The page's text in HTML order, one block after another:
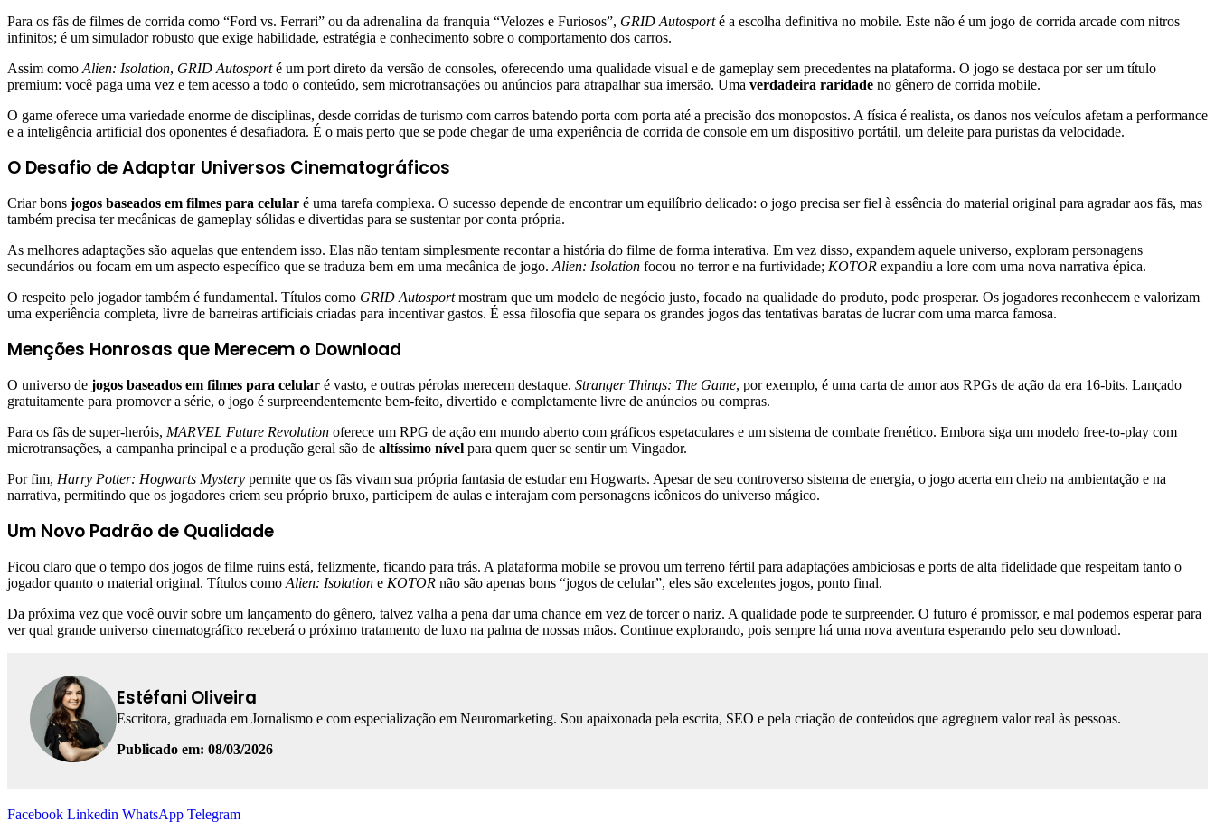
Para os fãs de filmes de corrida como “Ford vs. Ferrari” ou da adrenalina da franquia “Velozes e Furiosos”, GRID Autosporté a escolha definitiva no mobile. Este não é um jogo de corrida arcade com nitros
infinitos; é um simulador robusto que exige habilidade, estratégia e conhecimento sobre o comportamento dos carros.
Assim como Alien: Isolation, GRID Autosporté um port direto da versão de consoles, oferecendo uma qualidade visual e de gameplay sem precedentes na plataforma. O jogo se destaca por ser um título
premium: você paga uma vez e tem acesso a todo o conteúdo, sem microtransações ou anúncios para atrapalhar sua imersão. Uma verdadeira raridade no gênero de corrida mobile.
O game oferece uma variedade enorme de disciplinas, desde corridas de turismo com carros batendo porta com porta até a precisão dos monopostos. A física é realista, os danos nos veículos afetam a performance
e a inteligência artificial dos oponentes é desafiadora. É o mais perto que se pode chegar de uma experiência de corrida de console em um dispositivo portátil, um deleite para puristas da velocidade.
O Desafio de Adaptar Universos Cinematográficos
Criar bons jogos baseados em filmes para celular é uma tarefa complexa. O sucesso depende de encontrar um equilíbrio delicado: o jogo precisa ser fiel à essência do material original para agradar aos fãs, mas
também precisa ter mecânicas de gameplay sólidas e divertidas para se sustentar por conta própria.
As melhores adaptações são aquelas que entendem isso. Elas não tentam simplesmente recontar a história do filme de forma interativa. Em vez disso, expandem aquele universo, exploram personagens
secundários ou focam em um aspecto específico que se traduza bem em uma mecânica de jogo. Alien: Isolation focou no terror e na furtividade; KOTOR expandiu a lore com uma nova narrativa épica.
O respeito pelo jogador também é fundamental. Títulos como GRID Autosportmostram que um modelo de negócio justo, focado na qualidade do produto, pode prosperar. Os jogadores reconhecem e valorizam
uma experiência completa, livre de barreiras artificiais criadas para incentivar gastos. É essa filosofia que separa os grandes jogos das tentativas baratas de lucrar com uma marca famosa.
Menções Honrosas que Merecem o Download
O universo de jogos baseados em filmes para celular é vasto, e outras pérolas merecem destaque. Stranger Things: The Game, por exemplo, é uma carta de amor aos RPGs de ação da era 16-bits. Lançado
gratuitamente para promover a série, o jogo é surpreendentemente bem-feito, divertido e completamente livre de anúncios ou compras.
Para os fãs de super-heróis, MARVEL Future Revolution oferece um RPG de ação em mundo aberto com gráficos espetaculares e um sistema de combate frenético. Embora siga um modelo free-to-play com
microtransações, a campanha principal e a produção geral são de altíssimo nível para quem quer se sentir um Vingador.
Por fim, Harry Potter: Hogwarts Mystery permite que os fãs vivam sua própria fantasia de estudar em Hogwarts. Apesar de seu controverso sistema de energia, o jogo acerta em cheio na ambientação e na
narrativa, permitindo que os jogadores criem seu próprio bruxo, participem de aulas e interajam com personagens icônicos do universo mágico.
Um Novo Padrão de Qualidade
Ficou claro que o tempo dos jogos de filme ruins está, felizmente, ficando para trás. A plataforma mobile se provou um terreno fértil para adaptações ambiciosas e ports de alta fidelidade que respeitam tanto o
jogador quanto o material original. Títulos como Alien: Isolation e KOTOR não são apenas bons “jogos de celular”, eles são excelentes jogos, ponto final.
Da próxima vez que você ouvir sobre um lançamento do gênero, talvez valha a pena dar uma chance em vez de torcer o nariz. A qualidade pode te surpreender. O futuro é promissor, e mal podemos esperar para
ver qual grande universo cinematográfico receberá o próximo tratamento de luxo na palma de nossas mãos. Continue explorando, pois sempre há uma nova aventura esperando pelo seu download.
Estéfani Oliveira
Escritora, graduada em Jornalismo e com especialização em Neuromarketing. Sou apaixonada pela escrita, SEO e pela criação de conteúdos que agreguem valor real às pessoas.
Publicado em: 08/03/2026
Facebook Linkedin WhatsApp Telegram